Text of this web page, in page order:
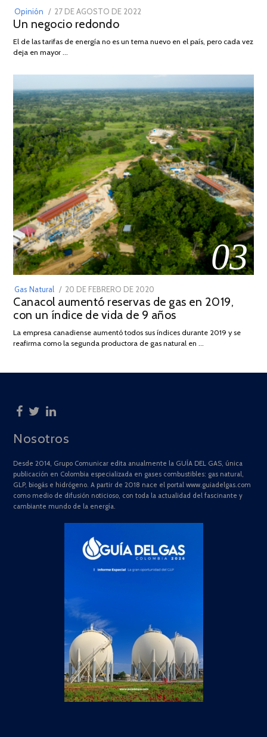
Opinión
POSTED
ON
27 DE AGOSTO DE 2022
DE
Un negocio redondo
El de las tarifas de energía no es un tema nuevo en el país, pero cada vez
deja en mayor …
03
Gas Natural
POSTED
ON
20 DE FEBRERO DE 2020
DE
JULIO
2025
Canacol aumentó reservas de gas en 2019,
con un índice de vida de 9 años
La empresa canadiense aumentó todos sus índices durante 2019 y se
reafirma como la segunda productora de gas natural en …
Nosotros
Desde 2014, Grupo Comunicar edita anualmente la GUÍA DEL GAS, única
publicación en Colombia especializada en gases combustibles: gas natural,
GLP, biogás e hidrógeno. A partir de 2018 nace el portal www.guiadelgas.com
como medio de difusión noticioso, con toda la actualidad del fascinante y
cambiante mundo de la energía.